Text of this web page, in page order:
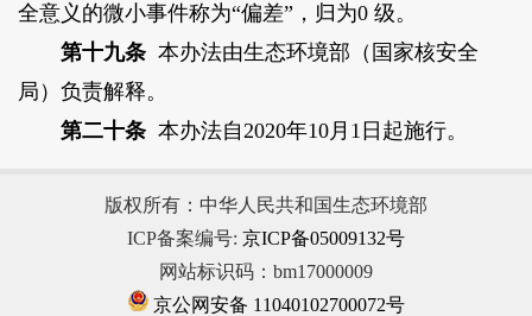
全意义的微小事件称为“偏差”，归为0 级。
第十九条本办法由生态环境部（国家核安全
局）负责解释。
第二十条本办法自2020年10月1日起施行。
版权所有：中华人民共和国生态环境部
ICP备案编号: 京ICP备05009132号
网站标识码：bm17000009
京公网安备 11040102700072号